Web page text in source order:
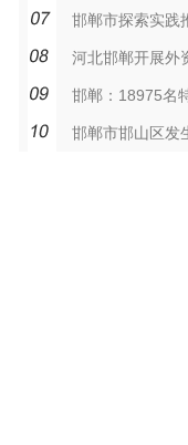
邯郸市探索实践
河北邯郸开展外
邯郸：18975名
邯郸市邯山区发